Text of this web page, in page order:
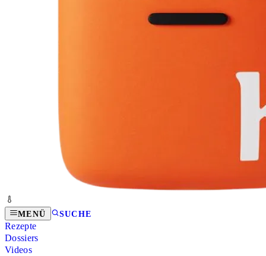
MENÜ SUCHE
Rezepte
Dossiers
Videos